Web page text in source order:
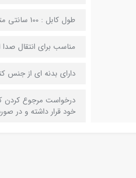
طول کابل : 100 سانتی متر
مناسب برای انتقال صدا از
دارای بدنه ای از جنس
درخواست مرجوع کردن
خود قرار داشته و در